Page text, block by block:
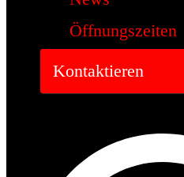
Öffnungszeiten
Kontaktieren